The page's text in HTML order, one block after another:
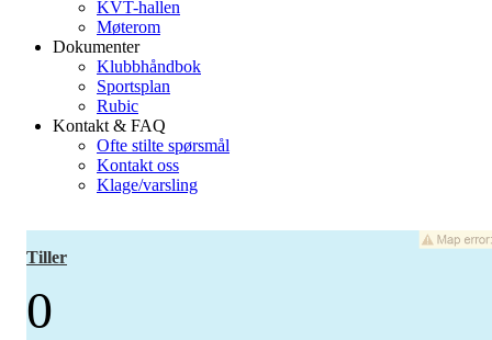
KVT-hallen
Møterom
Dokumenter
Klubbhåndbok
Sportsplan
Rubic
Kontakt & FAQ
Ofte stilte spørsmål
Kontakt oss
Klage/varsling
Tiller
0